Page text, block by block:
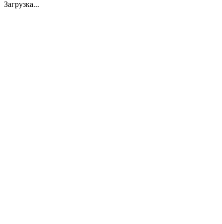
Загрузка...